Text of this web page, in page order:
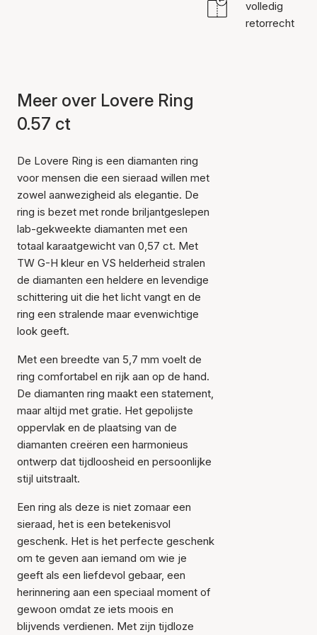
Item is toegevoegd aan
het winkelmandje
volledig
retorrecht
Meer over Lovere Ring
0.57 ct
De Lovere Ring is een diamanten ring
voor mensen die een sieraad willen met
zowel aanwezigheid als elegantie. De
ring is bezet met ronde briljantgeslepen
lab-gekweekte diamanten met een
totaal karaatgewicht van 0,57 ct. Met
TW G-H kleur en VS helderheid stralen
de diamanten een heldere en levendige
schittering uit die het licht vangt en de
ring een stralende maar evenwichtige
look geeft.
Met een breedte van 5,7 mm voelt de
ring comfortabel en rijk aan op de hand.
De diamanten ring maakt een statement,
maar altijd met gratie. Het gepolijste
oppervlak en de plaatsing van de
diamanten creëren een harmonieus
ontwerp dat tijdloosheid en persoonlijke
stijl uitstraalt.
Een ring als deze is niet zomaar een
sieraad, het is een betekenisvol
geschenk. Het is het perfecte geschenk
om te geven aan iemand om wie je
geeft als een liefdevol gebaar, een
herinnering aan een speciaal moment of
gewoon omdat ze iets moois en
blijvends verdienen. Met zijn tijdloze